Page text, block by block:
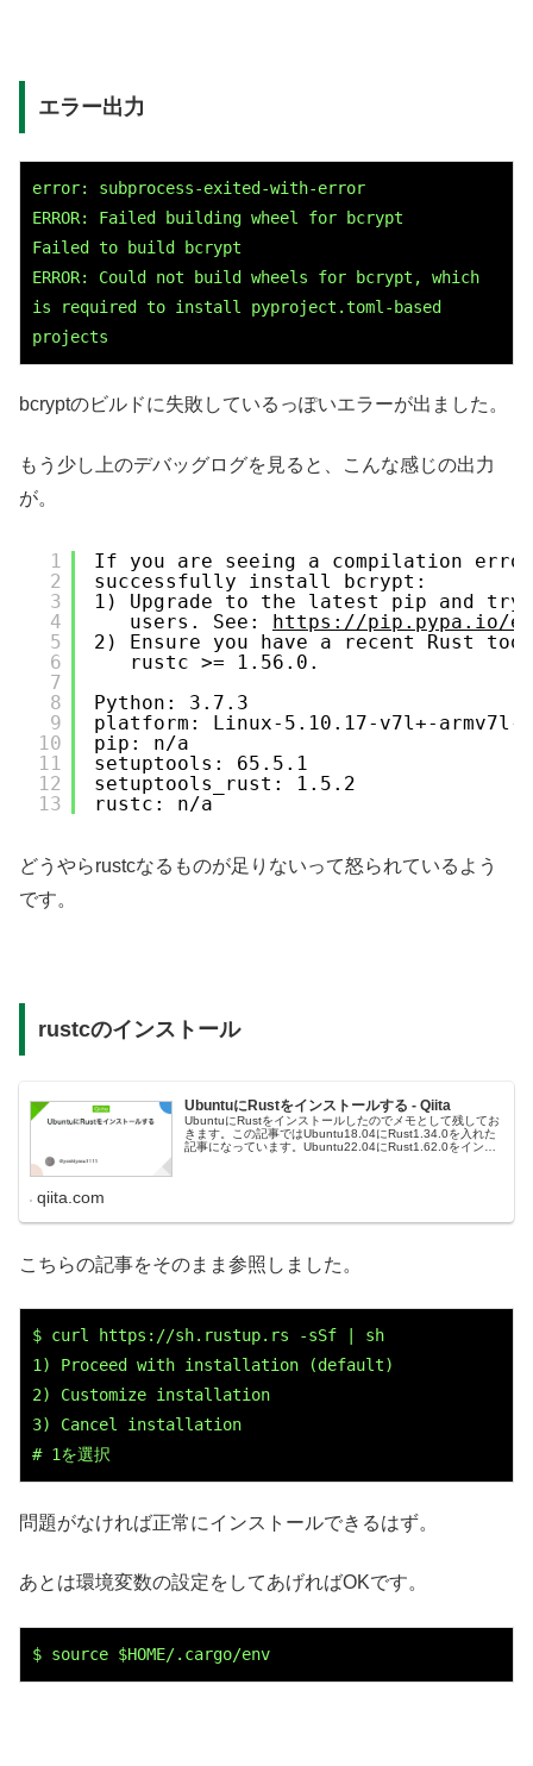
エラー出力
error: subprocess-exited-with-error
ERROR: Failed building wheel for bcrypt
Failed to build bcrypt
ERROR: Could not build wheels for bcrypt, which
is required to install pyproject.toml-based
projects
bcryptのビルドに失敗しているっぽいエラーが出ました。
もう少し上のデバッグログを見ると、こんな感じの出力
が。
1
2
3
4
5
6
7
8
9
10
11
12
13
If you are seeing a compilation
successfully install bcrypt:
1) Upgrade to the latest pip and
users. See: https://pip.pypa.io/
2) Ensure you have a recent Rust
rustc >= 1.56.0.
Python: 3.7.3
platform: Linux-5.10.17-v7l+-armv7l-
pip: n/a
setuptools: 65.5.1
setuptools_rust: 1.5.2
rustc: n/a
どうやらrustcなるものが足りないって怒られているよう
です。
rustcのインストール
UbuntuにRustをインストールする - Qiita
UbuntuにRustをインストールしたのでメモとして残してお
きます。この記事ではUbuntu18.04にRust1.34.0を入れた
記事になっています。Ubuntu22.04にRust1.62.0をインス
qiita.com
こちらの記事をそのまま参照しました。
$ curl https://sh.rustup.rs -sSf | sh
1) Proceed with installation (default)
2) Customize installation
3) Cancel installation
# 1を選択
問題がなければ正常にインストールできるはず。
あとは環境変数の設定をしてあげればOKです。
$ source $HOME/.cargo/env